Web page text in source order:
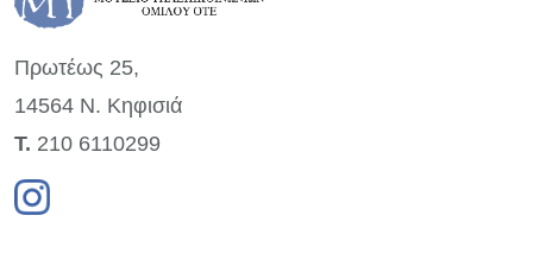
Πρωτέως 25,
14564 Ν. Κηφισιά
Τ. 210 6110299